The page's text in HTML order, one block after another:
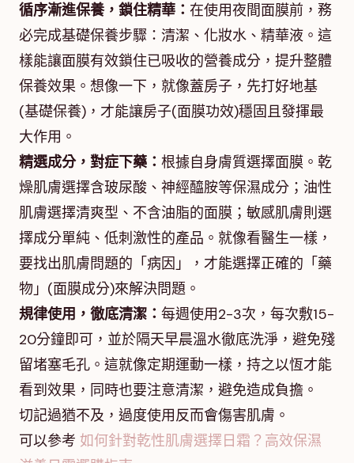
循序漸進保養，鎖住精華： 在使用夜間面膜前，務
必完成基礎保養步驟：清潔、化妝水、精華液。這
樣能讓面膜有效鎖住已吸收的營養成分，提升整體
保養效果。想像一下，就像蓋房子，先打好地基
(基礎保養)，才能讓房子(面膜功效)穩固且發揮最
大作用。
精選成分，對症下藥： 根據自身膚質選擇面膜。乾
燥肌膚選擇含玻尿酸、神經醯胺等保濕成分；油性
肌膚選擇清爽型、不含油脂的面膜；敏感肌膚則選
擇成分單純、低刺激性的產品。就像看醫生一樣，
要找出肌膚問題的「病因」，才能選擇正確的「藥
物」(面膜成分)來解決問題。
規律使用，徹底清潔： 每週使用2-3次，每次敷15-
20分鐘即可，並於隔天早晨溫水徹底洗淨，避免殘
留堵塞毛孔。這就像定期運動一樣，持之以恆才能
看到效果，同時也要注意清潔，避免造成負擔。
切記過猶不及，過度使用反而會傷害肌膚。
可以參考 如何針對乾性肌膚選擇日霜？高效保濕